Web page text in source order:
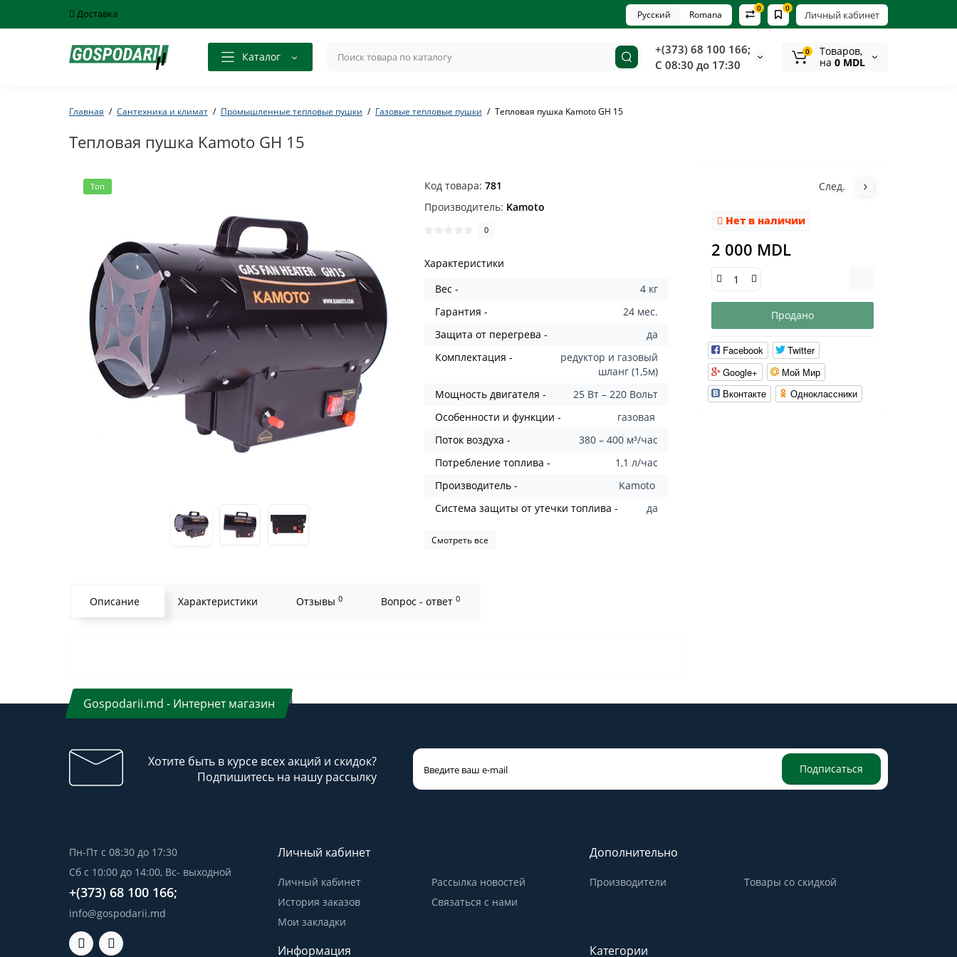
Доставка Личный кабинет
0
0
Русский Romana
Каталог
+(373) 68 100 166;
С 08:30 до 17:30
0
Tоваров,
на 0 MDL
Главная Сантехника и климат Промышленные тепловые пушки Газовые тепловые пушки Тепловая пушка Kamoto GH 15
Тепловая пушка Kamoto GH 15
Топ Код товара:781
Производитель: Kamoto
0
Характеристики
Вес -
4 кг
Гарантия -
24 мес.
Защита от перегрева -
да
Комплектация -
редуктор и газовый
шланг (1,5м)
Мощность двигателя -
25 Вт – 220 Вольт
Особенности и функции -
газовая
Поток воздуха -
380 – 400 м³/час
Потребление топлива -
1,1 л/час
Производитель -
Kamoto
Система защиты от утечки топлива -
да
Смотреть все
След.
Нет в наличии
2 000 MDL
Продано
Facebook
Twitter
Google+
Мой Мир
Вконтакте
Одноклассники
Описание Характеристики Отзывы 0 Вопрос - ответ 0
Gospodarii.md - Интернет магазин
Хотите быть в курсе всех акций и скидок?
Подпишитесь на нашу рассылку
Подписаться
Пн-Пт с 08:30 до 17:30
Сб с 10:00 до 14:00, Вс- выходной
+(373) 68 100 166;
info@gospodarii.md
Личный кабинет
Личный кабинет
История заказов
Мои закладки
Рассылка новостей
Связаться с нами
Дополнительно
Производители Товары со скидкой
Информация Категории